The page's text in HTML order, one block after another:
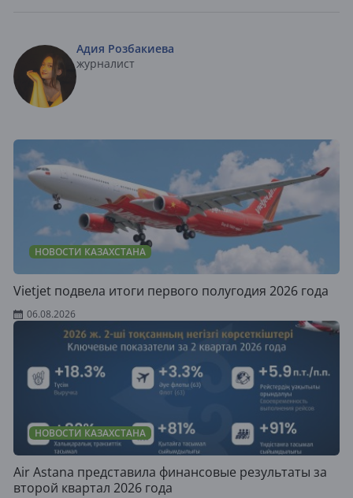
Адия Розбакиева
журналист
НОВОСТИ КАЗАХСТАНА
Vietjet подвела итоги первого полугодия 2026 года
06.08.2026
НОВОСТИ КАЗАХСТАНА
Air Astana представила финансовые результаты за
второй квартал 2026 года